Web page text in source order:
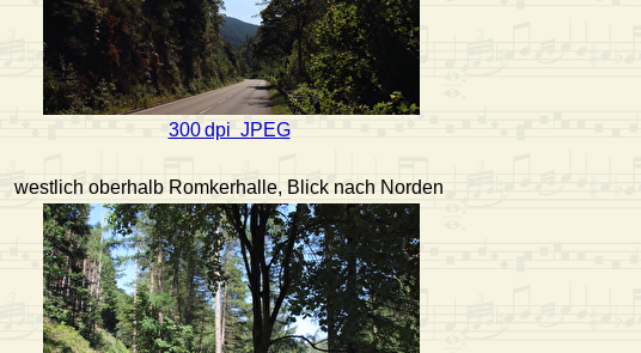
300 dpi JPEG
westlich oberhalb Romkerhalle, Blick nach Norden